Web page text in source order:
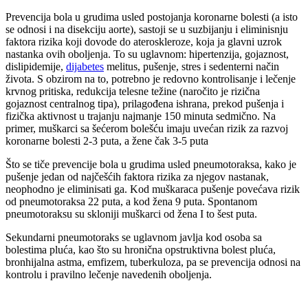
Prevencija bola u grudima usled postojanja koronarne bolesti (a isto
se odnosi i na disekciju aorte), sastoji se u suzbijanju i eliminisnju
faktora rizika koji dovode do ateroskleroze, koja ja glavni uzrok
nastanka ovih oboljenja. To su uglavnom: hipertenzija, gojaznost,
dislipidemije, dijabetes melitus, pušenje, stres i sedenterni način
života. S obzirom na to, potrebno je redovno kontrolisanje i lečenje
krvnog pritiska, redukcija telesne težine (naročito je rizična
gojaznost centralnog tipa), prilagođena ishrana, prekod pušenja i
fizička aktivnost u trajanju najmanje 150 minuta sedmično. Na
primer, muškarci sa šećerom bolešću imaju uvećan rizik za razvoj
koronarne bolesti 2-3 puta, a žene čak 3-5 puta
Što se tiče prevencije bola u grudima usled pneumotoraksa, kako je
pušenje jedan od najčešćih faktora rizika za njegov nastanak,
neophodno je eliminisati ga. Kod muškaraca pušenje povećava rizik
od pneumotoraksa 22 puta, a kod žena 9 puta. Spontanom
pneumotoraksu su skloniji muškarci od žena I to šest puta.
Sekundarni pneumotoraks se uglavnom javlja kod osoba sa
bolestima pluća, kao što su hronična opstruktivna bolest pluća,
bronhijalna astma, emfizem, tuberkuloza, pa se prevencija odnosi na
kontrolu i pravilno lečenje navedenih oboljenja.